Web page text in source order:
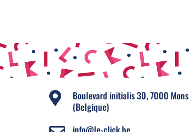

Boulevard initialis 30, 7000 Mons
(Belgique)
info@le-click.be